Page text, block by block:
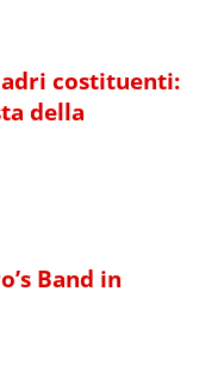
costituenti:
della
Band in